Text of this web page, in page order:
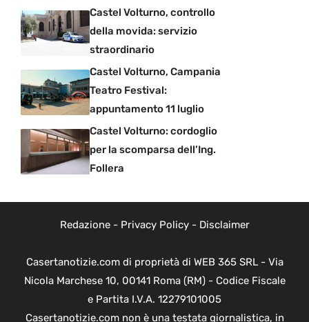
Castel Volturno, controllo
della movida: servizio
straordinario
Castel Volturno, Campania
Teatro Festival:
appuntamento 11 luglio
Castel Volturno: cordoglio
per la scomparsa dell’Ing.
Follera
Redazione- Privacy Policy- Disclaimer
Casertanotizie.com di proprietà di WEB 365 SRL - Via
Nicola Marchese 10, 00141 Roma (RM) - Codice Fiscale
e Partita I.V.A. 12279101005
Casertanotizie.com non è una testata giornalistica, in